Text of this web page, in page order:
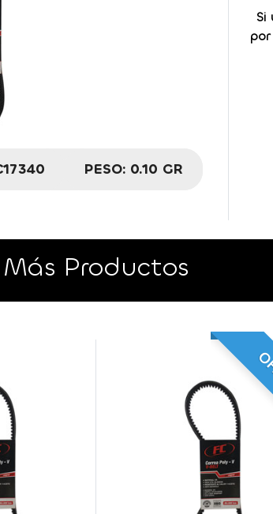
PESO: 0.10 GR
Si
Más Productos